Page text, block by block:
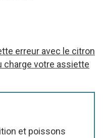
erreur avec le citron
charge votre assiette
et poissons